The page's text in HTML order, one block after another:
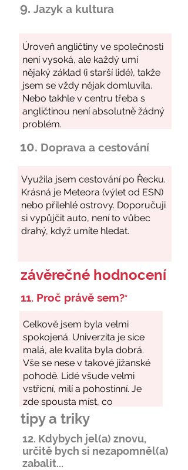
9. Jazyk a kultura
10. Doprava a cestování
závěrečné hodnocení
11. Proč právě sem?*
tipy a triky
12. Kdybych jel(a) znovu,
určitě bych si nezapomněl(a)
zabalit...